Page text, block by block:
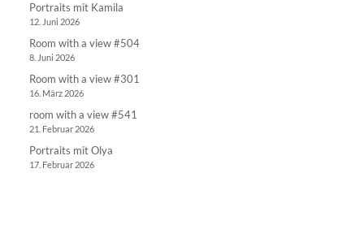
Portraits mit Kamila
12. Juni 2026
Room with a view #504
8. Juni 2026
Room with a view #301
16. März 2026
room with a view #541
21. Februar 2026
Portraits mit Olya
17. Februar 2026